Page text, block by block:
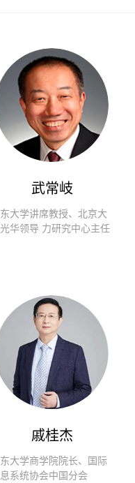
武常岐
大学讲席教授、北京大
华领导 力研究中心主任
戚桂杰
大学商学院院长、国际
系统协会中国分会